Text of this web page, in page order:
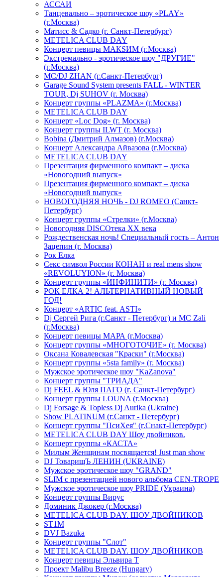
АССАИ
Танцевально – эротическое шоу «PLAY»
(г.Москва)
Матисс & Садко (г. Санкт-Петербург)
METELICA CLUB DAY
Концерт певицы МАКSИМ (г.Москва)
Экстремально - эротическое шоу "ДРУГИЕ"
(г.Москва)
МС/DJ ZHAN (г.Санкт-Петербург)
Garage Sound System presents FALL - WINTER
TOUR, Dj SUHOV (г. Москва)
Концерт группы «PLAZMA» (г.Москва)
METELICA CLUB DAY
Концерт «Loc Dog» (г. Москва)
Концерт группы ILWT (г. Москва)
Bobina (Дмитрий Алмазов) (г.Москва)
Концерт Александра Айвазова (г.Москва)
METELICA CLUB DAY
Презентация фирменного компакт – диска
«Новогодний выпуск»
Презентация фирменного компакт – диска
«Новогодний выпуск»
НОВОГОДНЯЯ НОЧЬ - DJ ROMEO (Санкт-
Петербург)
Концерт группы «Стрелки» (г.Москва)
Новогодняя DISCOтека ХХ века
Рождественская ночь! Специальный гость – Антон
Зацепин (г. Москва)
Рок Елка
Секс символ России КОНАН и real mens show
«REVOLUYION» (г. Москва)
Концерт группы «ИНФИНИТИ» (г. Москва)
РОК ЕЛКА 2! АЛЬТЕРНАТИВНЫЙ НОВЫЙ
ГОД!
Концерт «ARTIC feat. ASTI»
Dj Сергей Рига (г.Санкт - Петербург) и MC Zali
(г.Москва)
Концерт певицы МАРА (г.Москва)
Концерт группы «МНОГОТОЧИЕ» (г. Москва)
Оксана Ковалевская "Краски" (г.Москва)
Концерт группы «5sta family» (г. Москва)
Мужское эротическое шоу "KaZanova"
Концерт группы "ТРИАДА"
Dj FEEL & Юля ПАГО (г. Санкт-Петербург)
Концерт группы LOUNA (г.Москва)
Dj Forsage & Topless Dj Aurika (Ukraine)
Show PLATINUM (г.Санкт - Петербург)
Концерт группы "ПсиХея" (г.Снакт-Петербург)
METELICA CLUB DAY Шоу двойников.
Концерт группы «КАСТА»
Милым Женщинам посвящается! Just man show
DJ ТоварищЪ ЛЕНИН (UKRAINE)
Мужское эротическое шоу "GRAND"
SLIM с презентацией нового альбома CEN-TROPE
Мужское эротическое шоу PRIDE (Украина)
Концерт группы Вирус
Доминик Джокер (г.Москва)
METELICA CLUB DAY. ШОУ ДВОЙНИКОВ
ST1M
DVJ Bazuka
Концерт группы "Слот"
METELICA CLUB DAY. ШОУ ДВОЙНИКОВ
Концерт певицы Эльвира Т
Проект Malibu Breeze (Hungary)